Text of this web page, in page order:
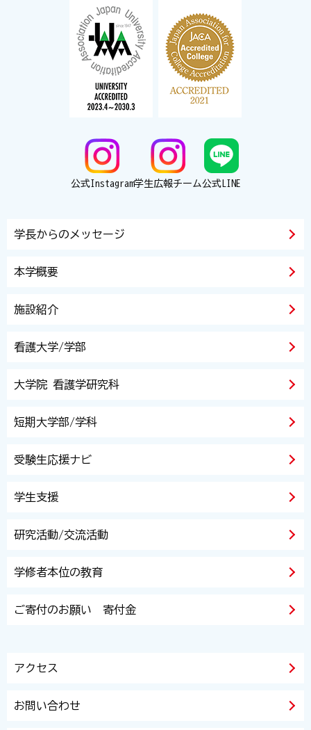
公式Instagram学生広報チーム公式LINE
学長からのメッセージ
本学概要
施設紹介
看護大学/学部
大学院 看護学研究科
短期大学部/学科
受験生応援ナビ
学生支援
研究活動/交流活動
学修者本位の教育
ご寄付のお願い 寄付金
アクセス
お問い合わせ